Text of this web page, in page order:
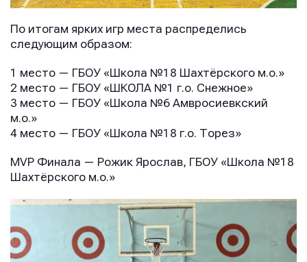
По итогам ярких игр места распределись
следующим образом:
1 место — ГБОУ «Школа №18 Шахтёрского м.о.»
2 место — ГБОУ «ШКОЛА №1 г.о. Снежное»
3 место — ГБОУ «Школа №6 Амвросиевкский
м.о.»
4 место — ГБОУ «Школа №18 г.о. Торез»
MVP Финала — Рожик Ярослав, ГБОУ «Школа №18
Шахтёрского м.о.»